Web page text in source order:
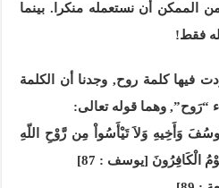
الممكن أن نستعمله منكرا. بينما
فقط!
فيها كلمة روح, وجدنا أن الكلمة
“رَوح”, وهما قوله تعالى:
وَأَخِيهِ وَلاَ تَيْأَسُواْ مِن رَّوْحِ اللّهِ
الْكَافِرُونَ [يوسف : 87]